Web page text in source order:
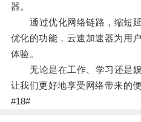
器。
通过优化网络链路，缩短延
优化的功能，云速加速器为用
体验。
无论是在工作、学习还是娱
让我们更好地享受网络带来的便
#18#